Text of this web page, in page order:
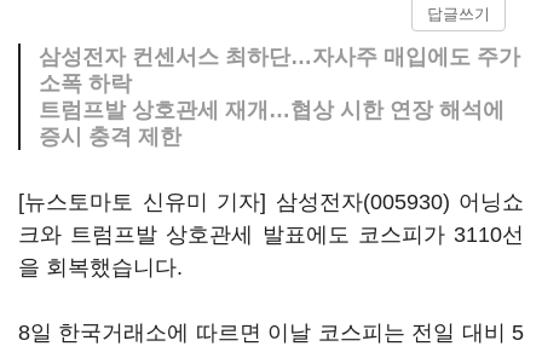
답글쓰기
삼성전자 컨센서스 최하단…자사주 매입에도 주가
소폭 하락
트럼프발 상호관세 재개…협상 시한 연장 해석에
증시 충격 제한
[뉴스토마토 신유미 기자] 삼성전자(005930) 어닝쇼
크와 트럼프발 상호관세 발표에도 코스피가 3110선
을 회복했습니다.
8일 한국거래소에 따르면 이날 코스피는 전일 대비 5